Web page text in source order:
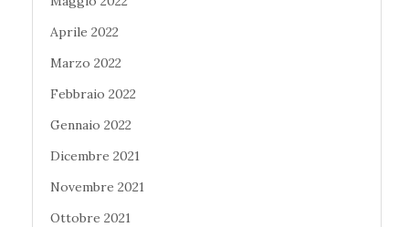
Aprile 2022
Marzo 2022
Febbraio 2022
Gennaio 2022
Dicembre 2021
Novembre 2021
Ottobre 2021